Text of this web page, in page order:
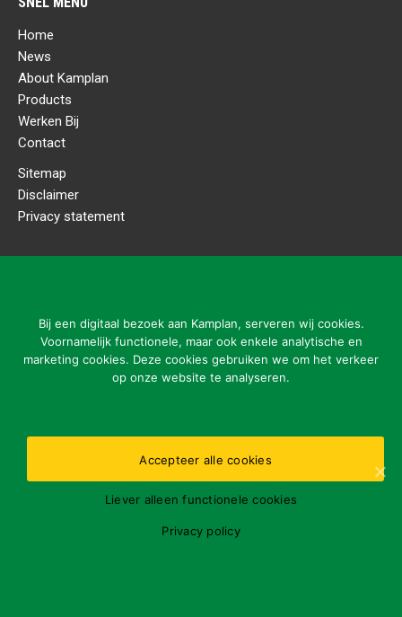
Home
News
About Kamplan
Products
Werken Bij
Contact
Sitemap
Disclaimer
Privacy statement
5281 RN Boxtel
Tel: 31 (0)411-615700
info@kamplan.com
Office opening hours:
ma-vr 7.00-16.00 uur
Please report malfunctions outside opening hours via
Bij een digitaal bezoek aan Kamplan, serveren wij cookies.
Voornamelijk functionele, maar ook enkele analytische en
marketing cookies. Deze cookies gebruiken we om het verkeer
op onze website te analyseren.
Accepteer alle cookies
Liever alleen functionele cookies
Privacy policy